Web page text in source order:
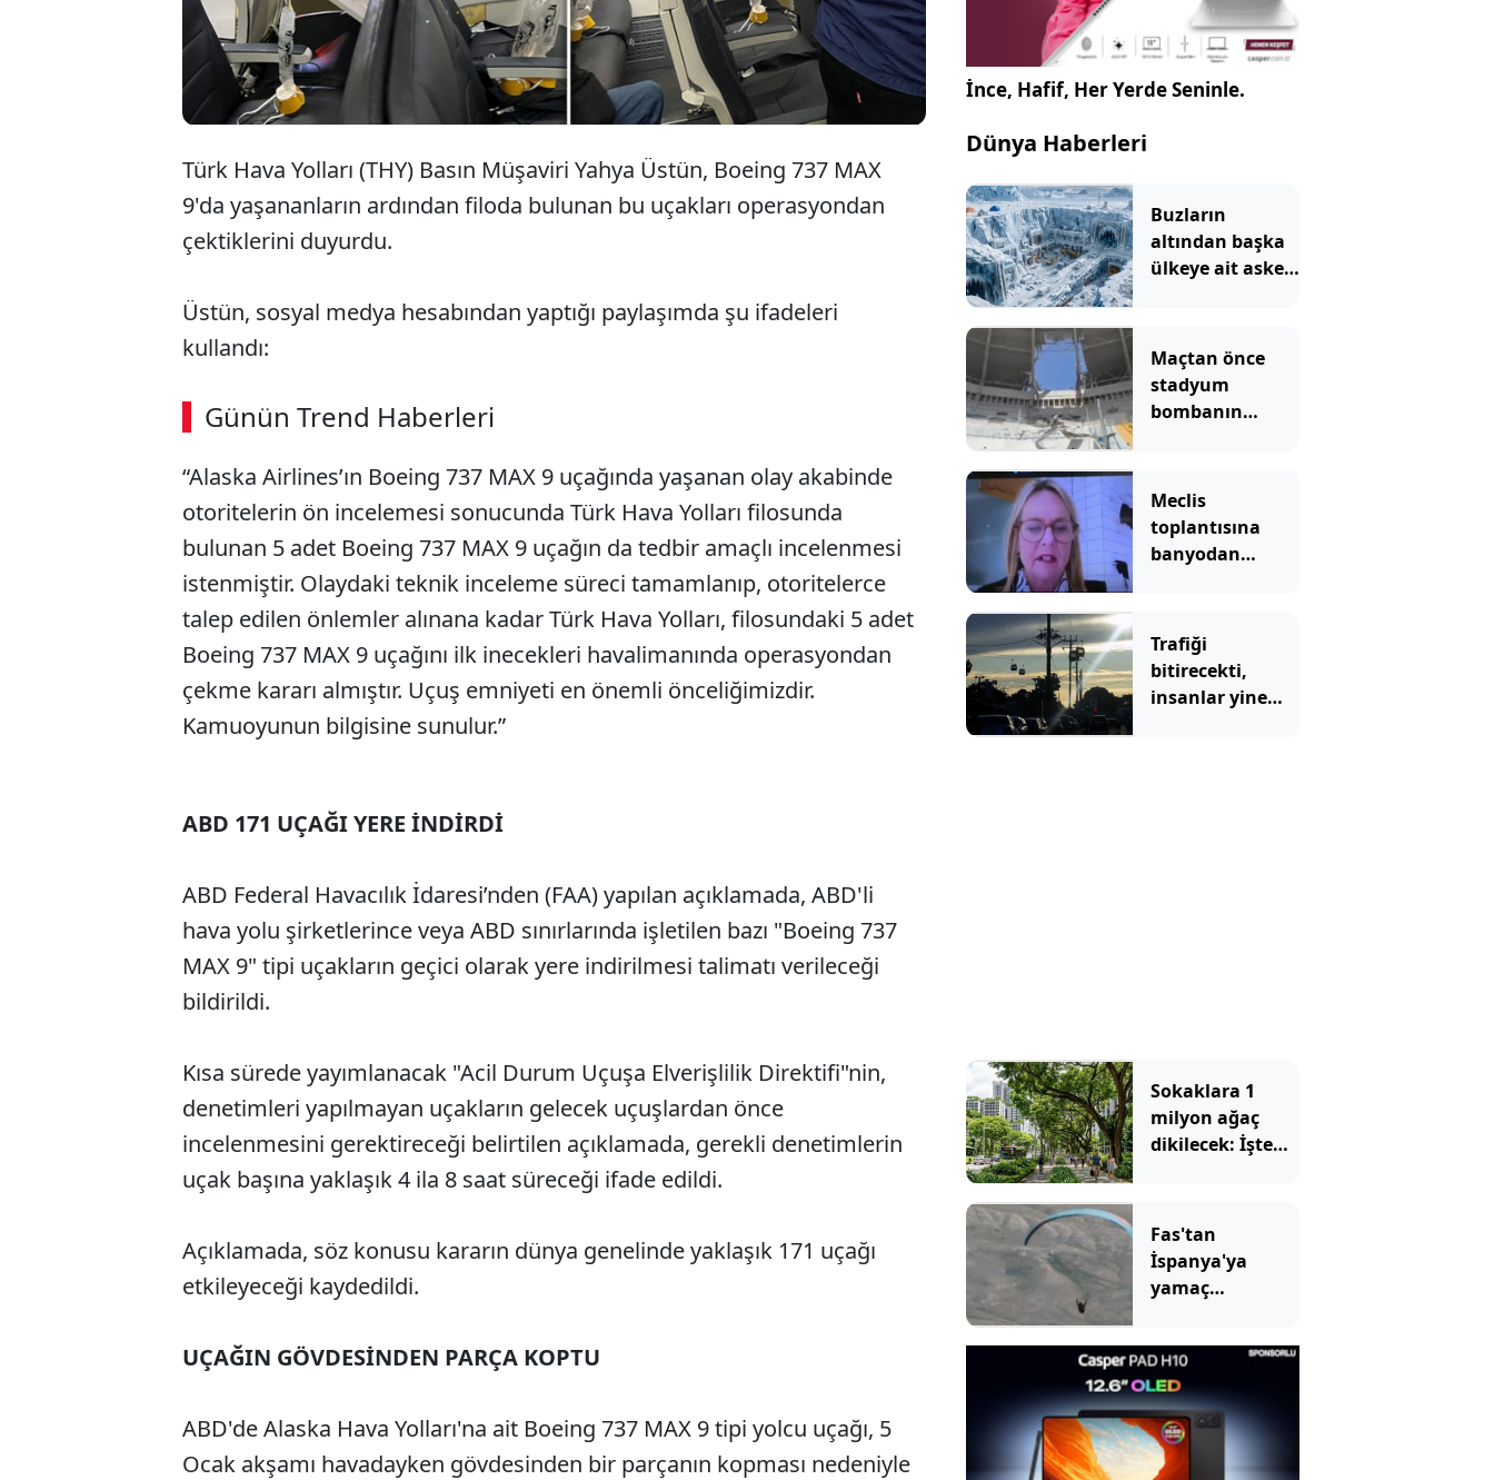
Türk Hava Yolları (THY) Basın Müşaviri Yahya Üstün, Boeing 737 MAX
9'da yaşananların ardından filoda bulunan bu uçakları operasyondan
çektiklerini duyurdu.
Üstün, sosyal medya hesabından yaptığı paylaşımda şu ifadeleri
kullandı:
Günün Trend Haberleri
“Alaska Airlines’ın Boeing 737 MAX 9 uçağında yaşanan olay akabinde
otoritelerin ön incelemesi sonucunda Türk Hava Yolları filosunda
bulunan 5 adet Boeing 737 MAX 9 uçağın da tedbir amaçlı incelenmesi
istenmiştir. Olaydaki teknik inceleme süreci tamamlanıp, otoritelerce
talep edilen önlemler alınana kadar Türk Hava Yolları, filosundaki 5 adet
Boeing 737 MAX 9 uçağını ilk inecekleri havalimanında operasyondan
çekme kararı almıştır. Uçuş emniyeti en önemli önceliğimizdir.
Kamuoyunun bilgisine sunulur.”
ABD 171 UÇAĞI YERE İNDİRDİ
ABD Federal Havacılık İdaresi’nden (FAA) yapılan açıklamada, ABD'li
hava yolu şirketlerince veya ABD sınırlarında işletilen bazı "Boeing 737
MAX 9" tipi uçakların geçici olarak yere indirilmesi talimatı verileceği
bildirildi.
Kısa sürede yayımlanacak "Acil Durum Uçuşa Elverişlilik Direktifi"nin,
denetimleri yapılmayan uçakların gelecek uçuşlardan önce
incelenmesini gerektireceği belirtilen açıklamada, gerekli denetimlerin
uçak başına yaklaşık 4 ila 8 saat süreceği ifade edildi.
Açıklamada, söz konusu kararın dünya genelinde yaklaşık 171 uçağı
etkileyeceği kaydedildi.
UÇAĞIN GÖVDESİNDEN PARÇA KOPTU
ABD'de Alaska Hava Yolları'na ait Boeing 737 MAX 9 tipi yolcu uçağı, 5
Ocak akşamı havadayken gövdesinden bir parçanın kopması nedeniyle
İnce, Hafif, Her Yerde Seninle.
Dünya Haberleri
Buzların
altından başka
ülkeye ait askeri
Maçtan önce
stadyum
bombanın
Meclis
toplantısına
banyodan
meçhul gölge
kim?
Trafiği
bitirecekti,
insanlar yine
Sokaklara 1
milyon ağaç
dikilecek: İşte
Fas'tan
İspanya'ya
yamaç
geçmeye kalkan
kaçak göçmen
öldü